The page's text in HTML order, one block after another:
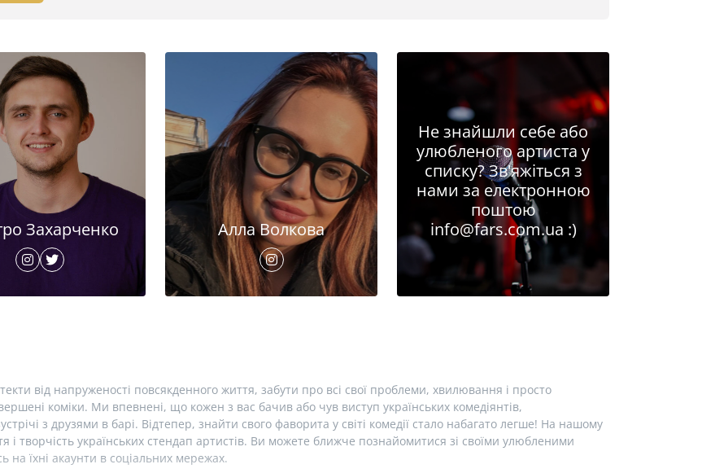
Захарченко Алла Волкова
Не знайшли себе або
улюбленого артиста у
списку? Зв'яжіться з
нами за електронною
поштою
info@fars.com.ua :)
від напруженості повсякденного життя, забути про всі свої проблеми, хвилювання і просто
коміки. Ми впевнені, що кожен з вас бачив або чув виступ українських комедіянтів,
з друзями в барі. Відтепер, знайти свого фаворита у світі комедії стало набагато легше! На нашому
і творчість українських стендап артистів. Ви можете ближче познайомитися зі своїми улюбленими
на їхні акаунти в соціальних мережах.